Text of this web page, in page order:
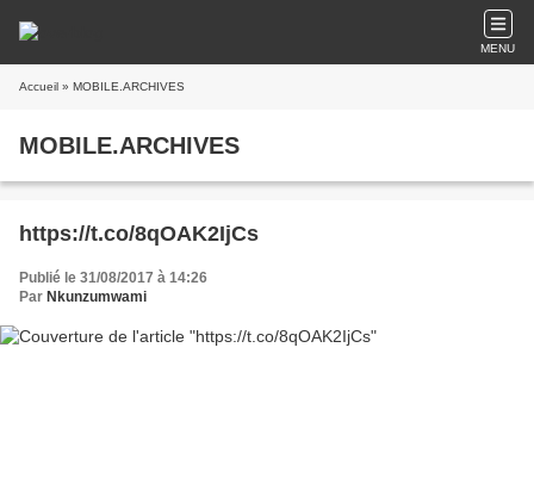
MENU
Accueil » MOBILE.ARCHIVES
MOBILE.ARCHIVES
https://t.co/8qOAK2IjCs
Publié le 31/08/2017 à 14:26
Par Nkunzumwami